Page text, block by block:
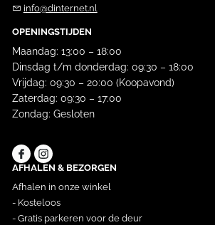
info@dinternet.nl
OPENINGSTIJDEN
Maandag: 13:00 – 18:00
Dinsdag t/m donderdag: 09:30 – 18:00
Vrijdag: 09:30 – 20:00 (Koopavond)
Zaterdag: 09:30 – 17:00
Zondag: Gesloten
AFHALEN & BEZORGEN
Afhalen in onze winkel
- Kosteloos
- Gratis parkeren voor de deur